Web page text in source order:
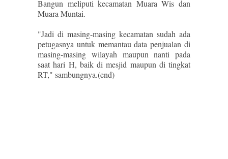
Bangun meliputi kecamatan Muara Wis dan
Muara Muntai.
"Jadi di masing-masing kecamatan sudah ada
petugasnya untuk memantau data penjualan di
masing-masing wilayah maupun nanti pada
saat hari H, baik di mesjid maupun di tingkat
RT," sambungnya.(end)